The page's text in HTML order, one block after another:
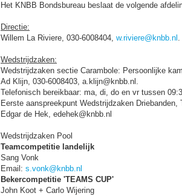
Het KNBB Bondsbureau beslaat de volgende
Directie:
Willem La Riviere, 030-6008404, w.riviere@knbb.nl .
Wedstrijdzaken:
Wedstrijdzaken sectie Carambole: Persoonlijke
Ad Klijn, 030-6008403, a.klijn@knbb.nl.
Telefonisch bereikbaar: ma, di, do en vr tussen
Eerste aanspreekpunt Wedstrijdzaken Driebanden,
Edgar de Hek, edehek@knbb.nl
Wedstrijdzaken Pool
Teamcompetitie landelijk
Sang Vonk
Email: s.vonk@knbb.nl
Bekercompetitie 'TEAMS CUP'
John Koot + Carlo Wijering